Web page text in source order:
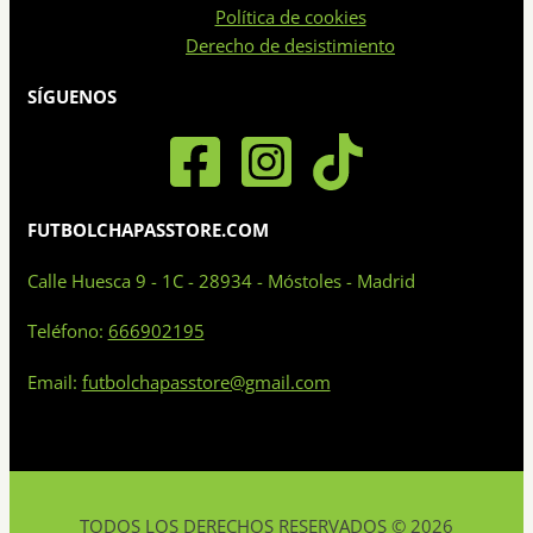
de
Política de cookies
Derecho de desistimiento
SÍGUENOS
FUTBOLCHAPASSTORE.COM
Calle Huesca 9 - 1C - 28934 - Móstoles - Madrid
Teléfono: 666902195
Email: futbolchapasstore@gmail.com
TODOS LOS DERECHOS RESERVADOS © 2026